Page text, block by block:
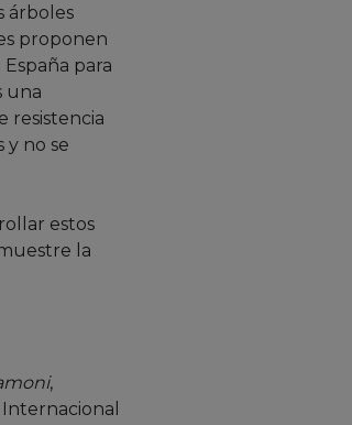
árboles
proponen
para
una
resistencia
y no se
estos
la
,